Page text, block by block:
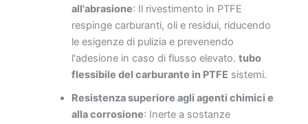
all'abrasione: Il rivestimento in PTFE
respinge carburanti, oli e residui, riducendo
le esigenze di pulizia e prevenendo
l'adesione in caso di flusso elevato. tubo
flessibile del carburante in PTFE sistemi.
Resistenza superiore agli agenti chimici e
alla corrosione: Inerte a sostanze